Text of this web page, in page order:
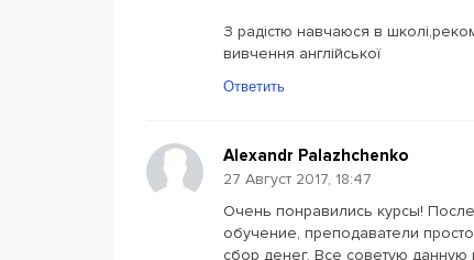
З радістю навчаюся в
вивчення англійської
Ответить
Alexandr Palazhchenko
27 Август 2017, 18:47
Очень понравились курсы!
обучение, преподаватели
сбор денег. Все советую данную